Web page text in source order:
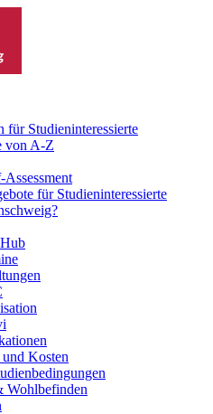
für Studieninteressierte
von A-Z
für Studieninteressierte
Kosten
Wohlbefinden